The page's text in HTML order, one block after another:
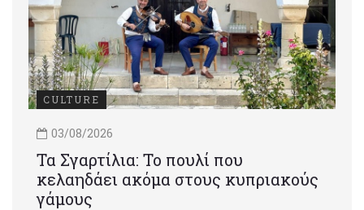
CULTURE
03/08/2026
Τα Σγαρτίλια: Το πουλί που
κελαηδάει ακόμα στους κυπριακούς
γάμους